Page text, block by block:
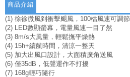
商品介紹
(1) 徐徐微風到衝擊颶風，100檔風速可調節
(2) LED數顯螢幕，電量風速一目了然
(3) 8m/s大風量，輕鬆撫平燥熱
(4) 15h+續航時間，清涼一整天
(5) 加大出風口設計，大面積廣角送風
(6) 僅35dB，低聲運作不打擾
(7) 168g輕巧隨行